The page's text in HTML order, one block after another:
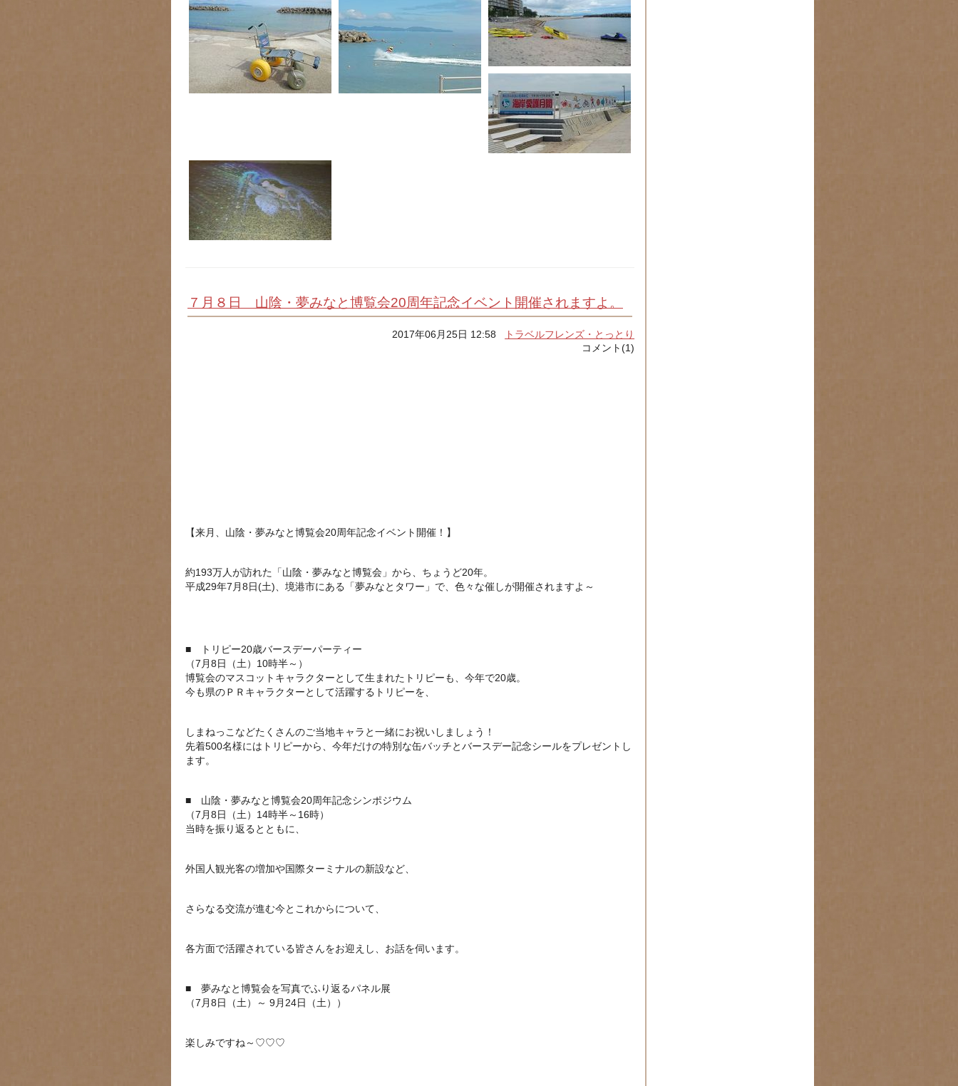
７月８日 山陰・夢みなと博覧会20周年記念イベント開催されますよ。
2017年06月25日 12:58
トラベルフレンズ・とっとり
コメント(1)
【来月、山陰・夢みなと博覧会20周年記念イベント開催！】
約193万人が訪れた「山陰・夢みなと博覧会」から、ちょうど20年。
平成29年7月8日(土)、境港市にある「夢みなとタワー」で、色々な催しが開催されますよ～
■ トリピー20歳バースデーパーティー
（7月8日（土）10時半～）
博覧会のマスコットキャラクターとして生まれたトリピーも、今年で20歳。
今も県のＰＲキャラクターとして活躍するトリピーを、
しまねっこなどたくさんのご当地キャラと一緒にお祝いしましょう！
先着500名様にはトリピーから、今年だけの特別な缶バッチとバースデー記念シールをプレゼントし
ます。
■ 山陰・夢みなと博覧会20周年記念シンポジウム
（7月8日（土）14時半～16時）
当時を振り返るとともに、
外国人観光客の増加や国際ターミナルの新設など、
さらなる交流が進む今とこれからについて、
各方面で活躍されている皆さんをお迎えし、お話を伺います。
■ 夢みなと博覧会を写真でふり返るパネル展
（7月8日（土）～ 9月24日（土））
楽しみですね～♡♡♡